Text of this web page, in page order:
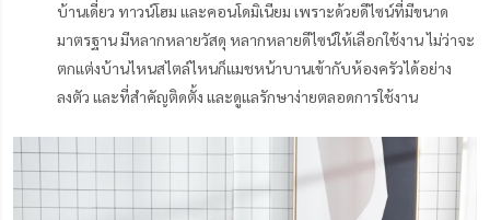
บ้านเดี่ยว ทาวน์โฮม และคอนโดมิเนียม เพราะด้วยดีไซน์ที่มีขนาด
มาตรฐาน มีหลากหลายวัสดุ หลากหลายดีไซน์ให้เลือกใช้งาน ไม่ว่าจะ
ตกแต่งบ้านไหนสไตล์ไหนก็แมชหน้าบานเข้ากับห้องครัวได้อย่าง
ลงตัว และที่สำคัญติดตั้ง และดูแลรักษาง่ายตลอดการใช้งาน